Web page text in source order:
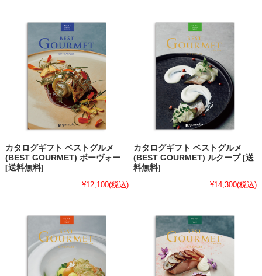
カタログギフト ベストグルメ
(BEST GOURMET) ボーヴォー
[送料無料]
¥12,100(税込)
カタログギフト ベストグルメ
(BEST GOURMET) ルクーブ [送
料無料]
¥14,300(税込)